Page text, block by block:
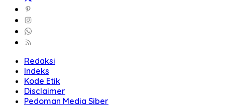
Redaksi
Indeks
Kode Etik
Disclaimer
Pedoman Media Siber